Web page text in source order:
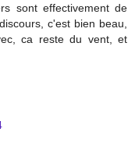
sont effectivement de
c'est bien beau,
ca reste du vent, et